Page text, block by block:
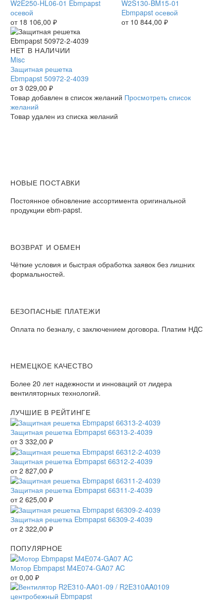
HL06-
01
Ebmpapst
осевой
W2E250-HL06-01 Ebmpapst
осевой
от 18 106,00 ₽
BM15-
01
Ebmpapst
W2S130-BM15-01
Ebmpapst осевой
от 10 844,00 ₽
Защитная
решетка
Ebmpapst
50972-
2-
4039
НЕТ В НАЛИЧИИ
Misc
Защитная решетка
Ebmpapst 50972-2-4039
от3 029,00 ₽
Товар добавлен в список желаний Просмотреть список
желаний
Товар удален из списка желаний
НОВЫЕ ПОСТАВКИ
Постоянное обновление ассортимента оригинальной
продукции ebm-papst.
ВОЗВРАТ И ОБМЕН
Чёткие условия и быстрая обработка заявок без лишних
формальностей.
БЕЗОПАСНЫЕ ПЛАТЕЖИ
Оплата по безналу, с заключением договора. Платим НДС
НЕМЕЦКОЕ КАЧЕСТВО
Более 20 лет надежности и инноваций от лидера
вентиляторных технологий.
ЛУЧШИЕ В РЕЙТИНГЕ
Защитная решетка Ebmpapst 66313-2-4039
от3 332,00 ₽
Защитная решетка Ebmpapst 66312-2-4039
от2 827,00 ₽
Защитная решетка Ebmpapst 66311-2-4039
от2 625,00 ₽
Защитная решетка Ebmpapst 66309-2-4039
от2 322,00 ₽
ПОПУЛЯРНОЕ
Мотор Ebmpapst M4E074-GA07 AC
от0,00 ₽